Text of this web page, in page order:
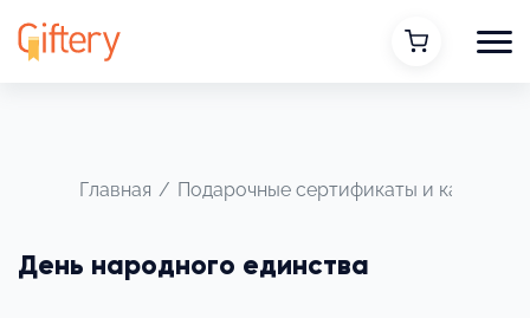
Главная / Подарочные сертификаты и карты
День народного единства